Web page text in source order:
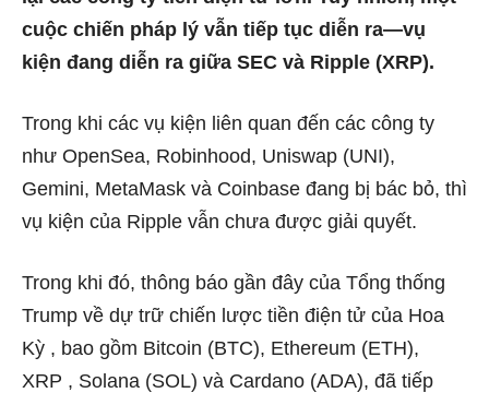
cuộc chiến pháp lý vẫn tiếp tục diễn ra—vụ
kiện đang diễn ra giữa SEC và Ripple (XRP).
Trong khi các vụ kiện liên quan đến các công ty
như OpenSea, Robinhood, Uniswap (UNI),
Gemini, MetaMask và Coinbase đang bị bác bỏ, thì
vụ kiện của Ripple vẫn chưa được giải quyết.
Trong khi đó, thông báo gần đây của Tổng thống
Trump về dự trữ chiến lược tiền điện tử của Hoa
Kỳ , bao gồm Bitcoin (BTC), Ethereum (ETH),
XRP , Solana (SOL) và Cardano (ADA), đã tiếp